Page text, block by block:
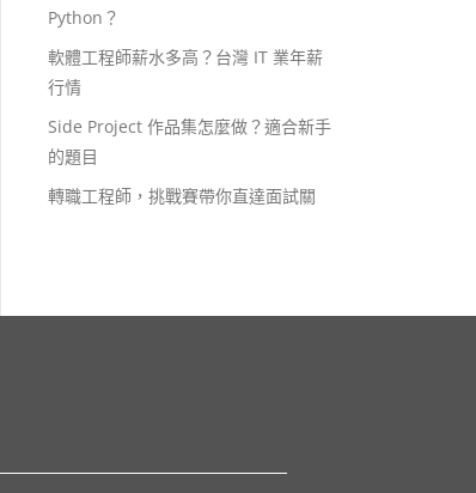
Python？
軟體工程師薪水多高？台灣 IT 業年薪
行情
Side Project 作品集怎麼做？適合新手
的題目
轉職工程師，挑戰賽帶你直達面試關